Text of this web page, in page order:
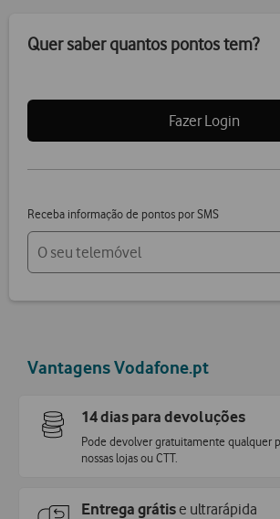
Quer saber quantos pontos tem?
Fazer Login
Receba informação de pontos por SMS
Vantagens Vodafone.pt
14 dias para devoluções
Pode devolver gratuitamente qualquer
nossas lojas ou CTT.
Entrega grátis e ultrarápida